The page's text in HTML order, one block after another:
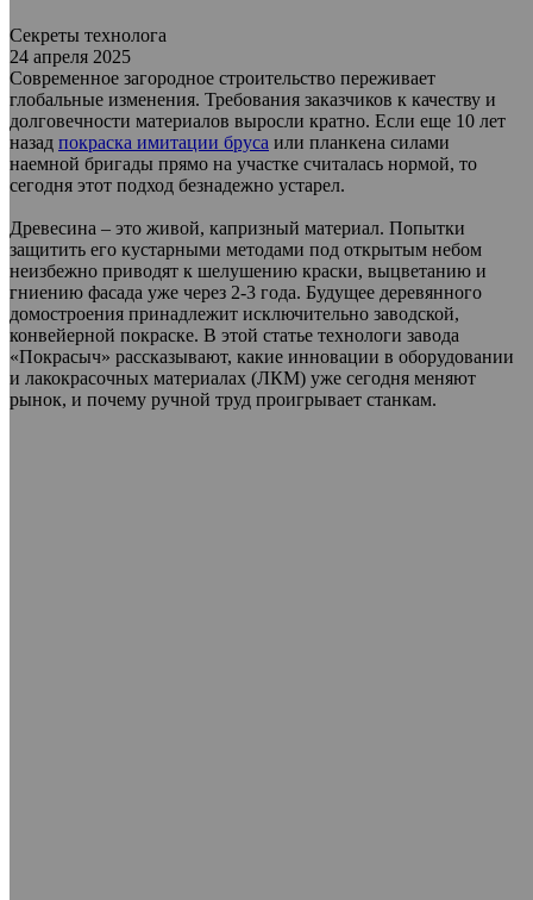
Секреты технолога
24 апреля 2025
Современное загородное строительство переживает
глобальные изменения. Требования заказчиков к качеству и
долговечности материалов выросли кратно. Если еще 10 лет
назад покраска имитации бруса или планкена силами
наемной бригады прямо на участке считалась нормой, то
сегодня этот подход безнадежно устарел.
Древесина – это живой, капризный материал. Попытки
защитить его кустарными методами под открытым небом
неизбежно приводят к шелушению краски, выцветанию и
гниению фасада уже через 2-3 года. Будущее деревянного
домостроения принадлежит исключительно заводской,
конвейерной покраске. В этой статье технологи завода
«Покрасыч» рассказывают, какие инновации в оборудовании
и лакокрасочных материалах (ЛКМ) уже сегодня меняют
рынок, и почему ручной труд проигрывает станкам.